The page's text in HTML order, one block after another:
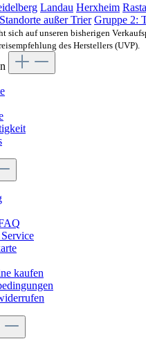
Landau Herxheim
außer Trier Gruppe 2:
sich auf unseren bisherigen
des Herstellers (UVP).
kaufen